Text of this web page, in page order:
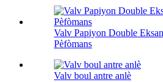
Valv Papiyon Double
Pèfòmans
Valv boul antre anlè